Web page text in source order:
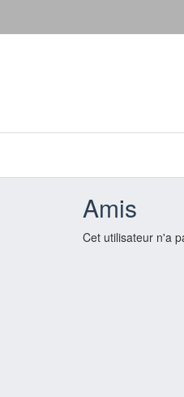
Amis
Cet utilisateur n'a